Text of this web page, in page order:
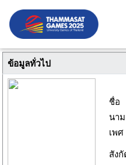
ข้อมูลทั่วไป
ชื่อ
นา
เพศ
สังกั